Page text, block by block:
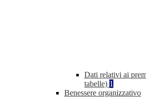
Dati relativi ai
tabelle) 1
Benessere organizzativo